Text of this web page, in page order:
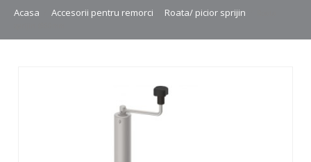
Acasa Accesorii pentru remorci Roata/ picior sprijin